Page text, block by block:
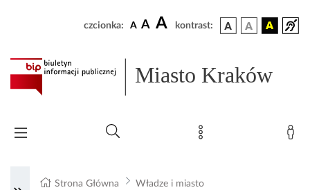
czcionka: A A A kontrast:
Miasto Kraków
Strona Główna
Władze i miasto